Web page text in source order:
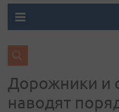
Дорожники и
наводят